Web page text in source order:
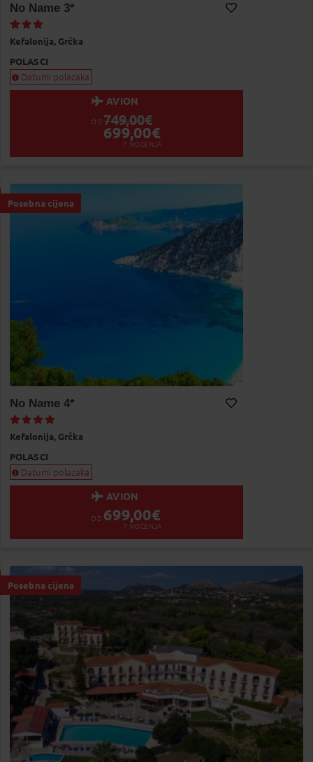
No Name 3*
Kefalonija, Grčka
POLASCI
Datumi polazaka
AVION
OD 749,00€
699,00€
7 NOĆENJA
Posebna cijena
No Name 4*
Kefalonija, Grčka
POLASCI
Datumi polazaka
AVION
OD 699,00€
7 NOĆENJA
Posebna cijena